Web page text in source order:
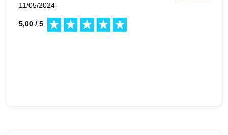
11/05/2024
5,00 / 5